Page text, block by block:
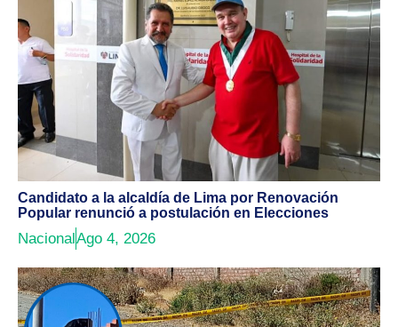
Candidato a la alcaldía de Lima por Renovación
Popular renunció a postulación en Elecciones
Nacional Ago 4, 2026